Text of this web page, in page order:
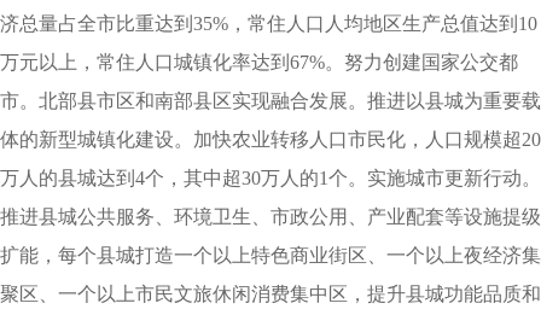
济总量占全市比重达到35%，常住人口人均地区生产总值达到10
万元以上，常住人口城镇化率达到67%。努力创建国家公交都
市。北部县市区和南部县区实现融合发展。推进以县城为重要载
体的新型城镇化建设。加快农业转移人口市民化，人口规模超20
万人的县城达到4个，其中超30万人的1个。实施城市更新行动。
推进县城公共服务、环境卫生、市政公用、产业配套等设施提级
扩能，每个县城打造一个以上特色商业街区、一个以上夜经济集
聚区、一个以上市民文旅休闲消费集中区，提升县城功能品质和